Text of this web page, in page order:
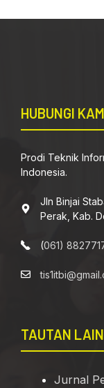
HUBUNGI
Prodi Teknik
Indonesia.
Jln Binjai
Perak, Kab.
(061)
TAUTAN LAIN
Jurnal